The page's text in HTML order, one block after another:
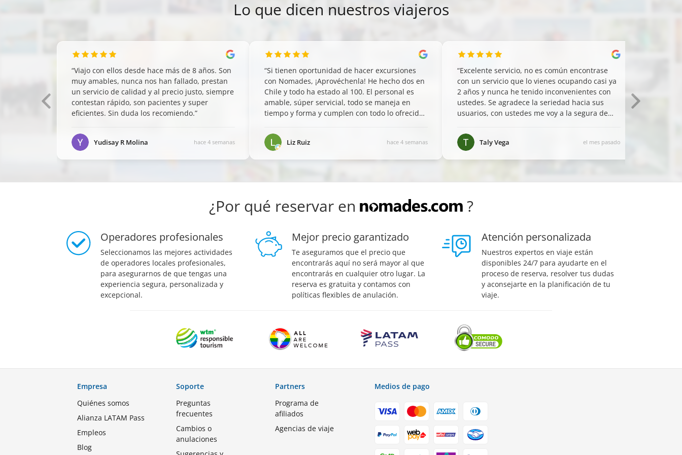
Lo que dicen nuestros viajeros
“Viajo con ellos desde hace más de 8 años. Son
muy amables, nunca nos han fallado, prestan
un servicio de calidad y al precio justo, siempre
contestan rápido, son pacientes y super
eficientes. Sin duda los recomiendo.”
Yudisay R Molina hace 4 semanas
“Si tienen oportunidad de hacer excursiones
con Nomades, ¡Aprovéchenla! He hecho dos en
Chile y todo ha estado al 100. El personal es
amable, súper servicial, todo se maneja en
tiempo y forma y cumplen con todo lo ofrecido.
enormemente las experiencias como turista
Liz Ruiz hace 4 semanas
“Excelente servicio, no es común encontrase
con un servicio que lo vienes ocupando casi ya
2 años y nunca he tenido inconvenientes con
ustedes. Se agradece la seriedad hacia sus
usuarios, con ustedes me voy a la segura de
Taly Vega el mes pasado
¿Por qué reservar en ?
Operadores profesionales
Seleccionamos las mejores actividades
de operadores locales profesionales,
para asegurarnos de que tengas una
experiencia segura, personalizada y
excepcional.
Mejor precio garantizado
Te aseguramos que el precio que
encontrarás aquí no será mayor al que
encontrarás en cualquier otro lugar. La
reserva es gratuita y contamos con
políticas flexibles de anulación.
Atención personalizada
Nuestros expertos en viaje están
disponibles 24/7 para ayudarte en el
proceso de reserva, resolver tus dudas
y aconsejarte en la planificación de tu
viaje.
Empresa
Quiénes somos
Alianza LATAM Pass
Empleos
Blog
Soporte
Preguntas
frecuentes
Cambios o
anulaciones
Partners
Programa de
afiliados
Agencias de viaje
Medios de pago